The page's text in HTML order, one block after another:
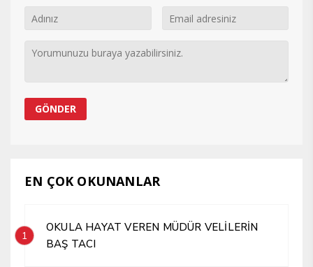
EN ÇOK OKUNANLAR
1
OKULA HAYAT VEREN MÜDÜR VELİLERİN
BAŞ TACI